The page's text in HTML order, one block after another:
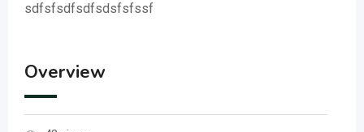
sdfsfsdfsdfsdsfsfssf
Overview